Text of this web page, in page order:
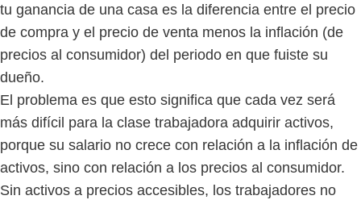
tu ganancia de una casa es la diferencia entre el precio
de compra y el precio de venta menos la inflación (de
precios al consumidor) del periodo en que fuiste su
dueño.
El problema es que esto significa que cada vez será
más difícil para la clase trabajadora adquirir activos,
porque su salario no crece con relación a la inflación de
activos, sino con relación a los precios al consumidor.
Sin activos a precios accesibles, los trabajadores no